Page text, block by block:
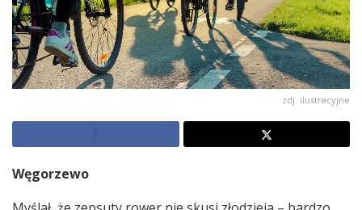
zdj. ilustracyjne
Węgorzewo